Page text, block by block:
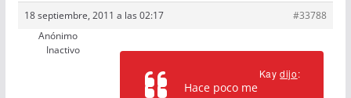
18 septiembre, 2011 a las 02:17
#33788
Anónimo
Inactivo
Kaydijo:
Hace poco me